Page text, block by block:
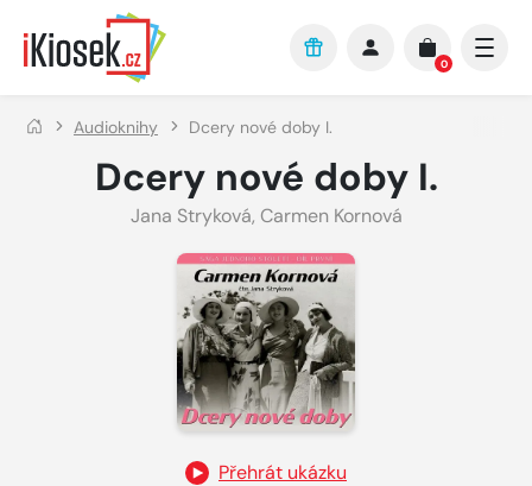
Přejít na hlavní obsah
0
Audioknihy Dcery nové doby I.
Dcery nové doby I.
Jana Stryková, Carmen Kornová
Přehrát ukázku